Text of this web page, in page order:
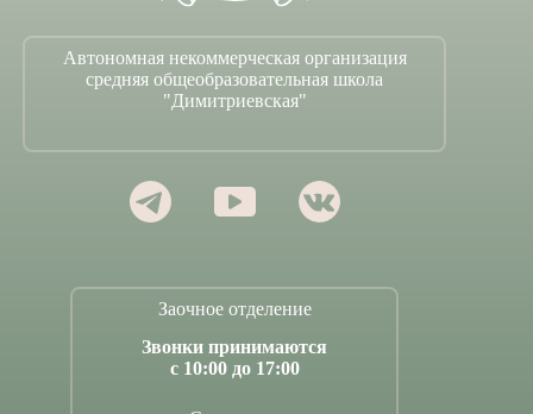
Автономная некоммерческая организация
средняя общеобразовательная школа
"Димитриевская"
Заочное отделение
Звонки принимаются
с 10:00 до 17:00